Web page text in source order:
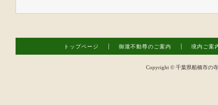
トップページ 御瀧不動尊のご案内 境内ご案
Copyright © 千葉県船橋市の